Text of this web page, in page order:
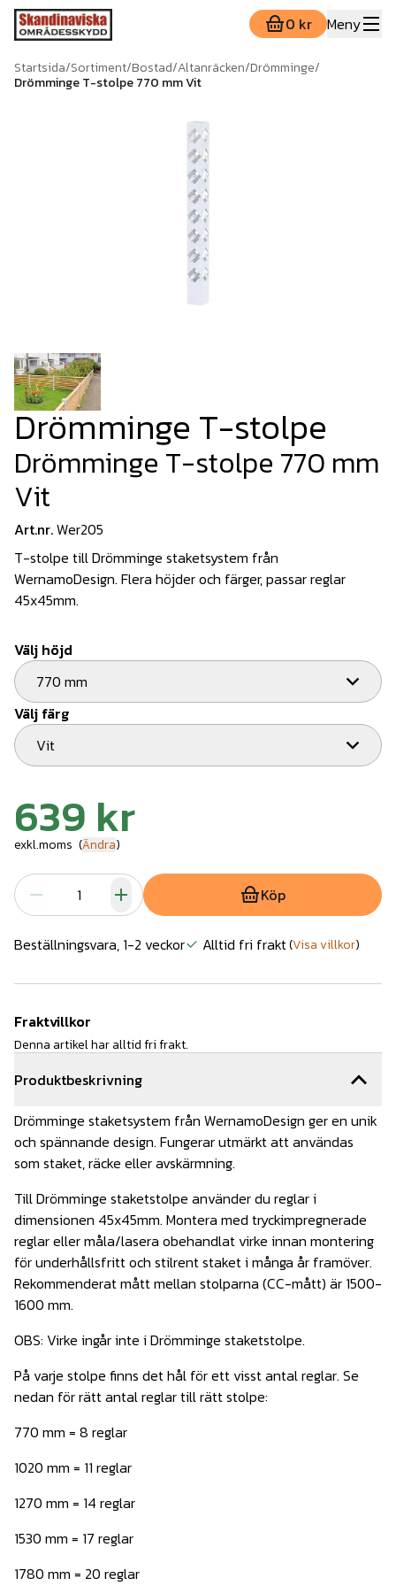
0 kr Meny
Startsida/Sortiment/Bostad/Altanräcken/Drömminge/
Drömminge T-stolpe 770 mm Vit
Produktbeskrivning
Drömminge staketsystem från WernamoDesign ger en unik
och spännande design. Fungerar utmärkt att användas
som staket, räcke eller avskärmning.
Till Drömminge staketstolpe använder du reglar i
dimensionen 45x45mm. Montera med tryckimpregnerade
reglar eller måla/lasera obehandlat virke innan montering
för underhållsfritt och stilrent staket i många år framöver.
Rekommenderat mått mellan stolparna (CC-mått) är 1500-
1600 mm.
OBS: Virke ingår inte i Drömminge staketstolpe.
På varje stolpe finns det hål för ett visst antal reglar. Se
nedan för rätt antal reglar till rätt stolpe:
770 mm = 8 reglar
1020 mm = 11 reglar
1270 mm = 14 reglar
1530 mm = 17 reglar
1780 mm = 20 reglar
Drömminge T-stolpe
Drömminge T-stolpe 770 mm
Vit
Art.nr.Wer205
T-stolpe till Drömminge staketsystem från
WernamoDesign. Flera höjder och färger, passar reglar
45x45mm.
Välj höjd
770 mm
Välj färg
Vit
639 kr
exkl.moms (Ändra)
Köp
Beställningsvara, 1-2 veckor Alltid fri frakt(Visa villkor)
Fraktvillkor
Denna artikel har alltid fri frakt.